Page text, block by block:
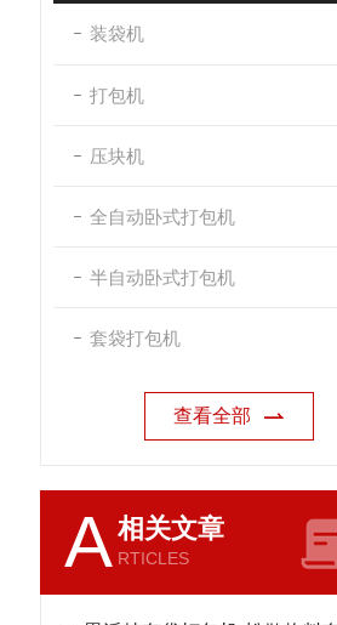
装袋机
打包机
压块机
全自动卧式打包机
半自动卧式打包机
套袋打包机
查看全部
A相关文章
RTICLES